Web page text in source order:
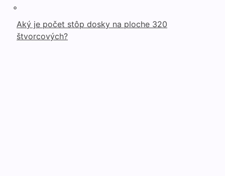
◦
Aký je počet stôp dosky na ploche 320
štvorcových?